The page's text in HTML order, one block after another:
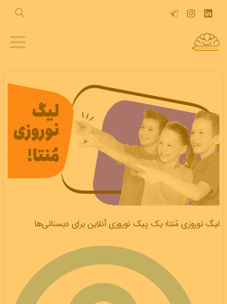
لیگ نوروزی مُنتا؛ یک پیک نوروزی آنلاین برای دبستانی‌ها